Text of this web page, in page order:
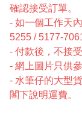
確認接受訂單。
- 如一個工作天
5255 / 5177-
- 付款後，不接
- 網上圖片只供參
- 水筆仔的大型
閣下說明運費。